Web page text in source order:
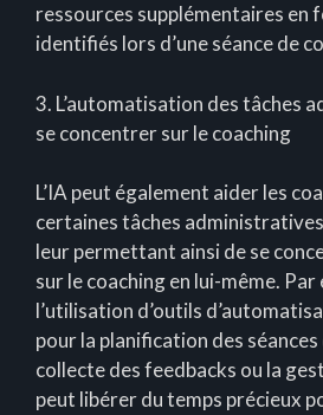
ressources supplémentaires en
identifiés lors d’une séance de
3. L’automatisation des tâches
se concentrer sur le coaching
L’IA peut également aider les
certaines tâches
leur permettant ainsi de se
sur le coaching en lui-même. Par
l’utilisation d’outils
pour la planification des séances
collecte des feedbacks ou la
peut libérer du temps précieux